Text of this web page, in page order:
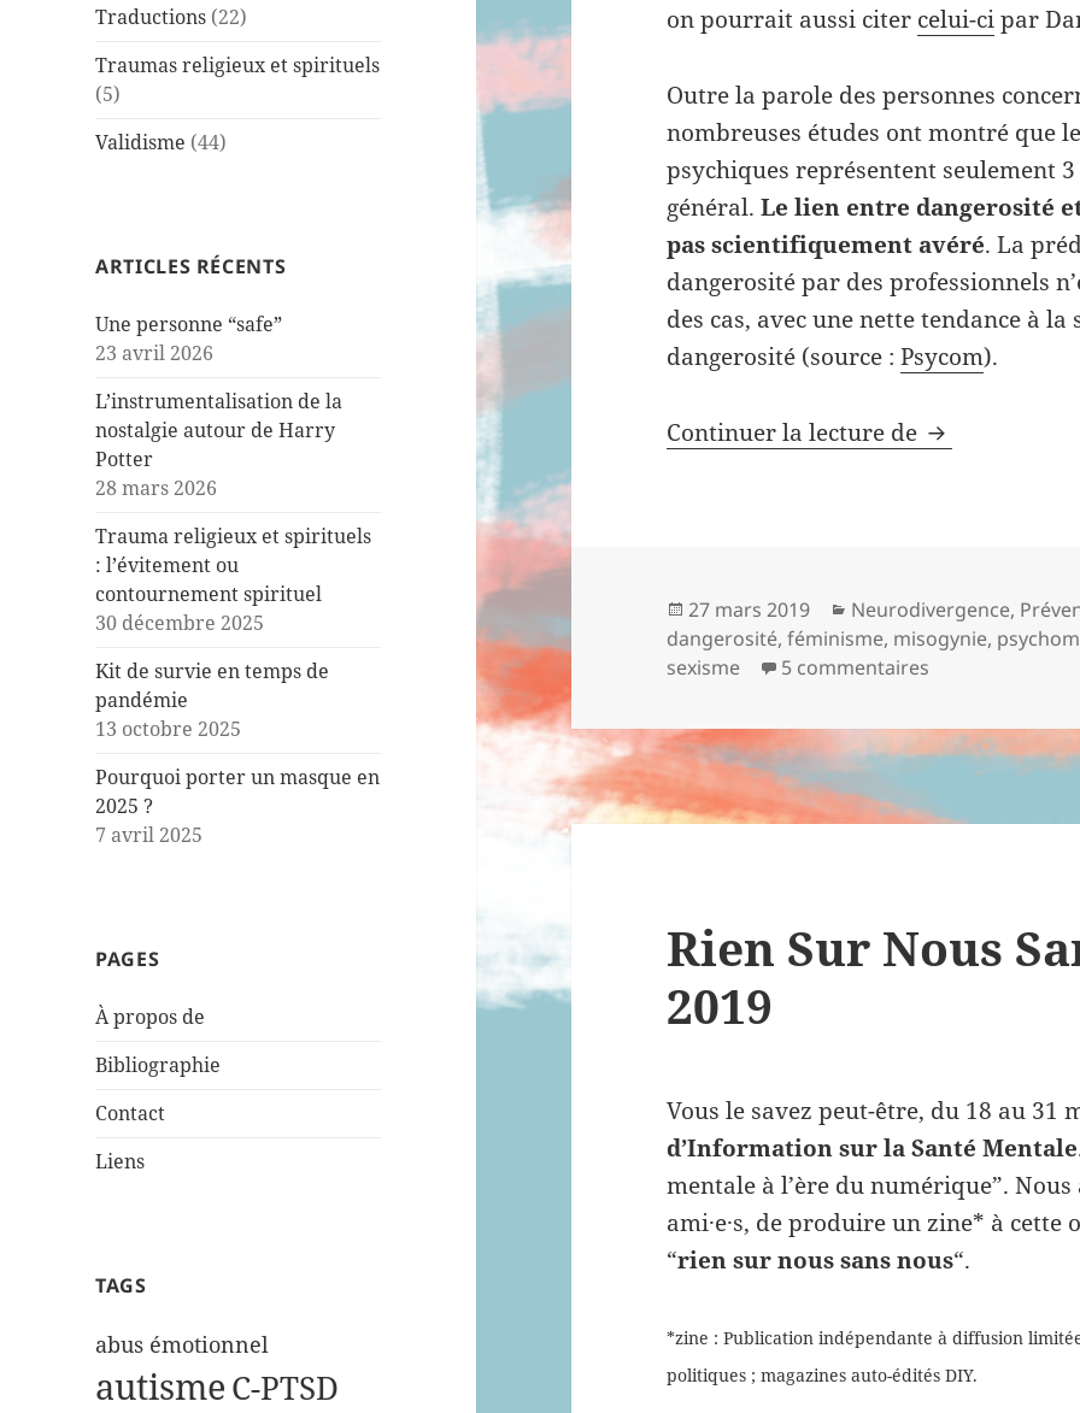
Traductions (22)
Traumas religieux et spirituels
(5)
Validisme (44)
ARTICLES RÉCENTS
Une personne “safe”
23 avril 2026
L’instrumentalisation de la
nostalgie autour de Harry
Potter
28 mars 2026
Trauma religieux et spirituels
: l’évitement ou
contournement spirituel
30 décembre 2025
Kit de survie en temps de
pandémie
13 octobre 2025
Pourquoi porter un masque en
2025 ?
7 avril 2025
PAGES
À propos de
Bibliographie
Contact
Liens
TAGS
abus émotionnel
autismeC-PTSD
on pourrait aussi citer celui-cipar
Outre la parole des personnes
nombreuses études ont montré que
psychiques représentent seulement
général.Le lien entre dangerosité
pas scientifiquement avéré. La
dangerosité par des professionnels
des cas, avec une nette tendance à
dangerosité (source :Psycom).
Continuer la lecture de Amalgames
Publié
le
27 mars 2019 Catégories
Neurodivergence,
dangerosité,féminisme, misogynie,
sexisme
5 commentaires
Rien Sur Nous
2019
Vous le savez peut-être, du 18 au 31
d’Information sur la Santé Mentale
mentale à l’ère du numérique”.
ami·e·s, de produire un zine* à cette
“rien sur nous sans nous“.
*zine : Publication indépendante à diffusion
politiques ; magazines auto-édités DIY.